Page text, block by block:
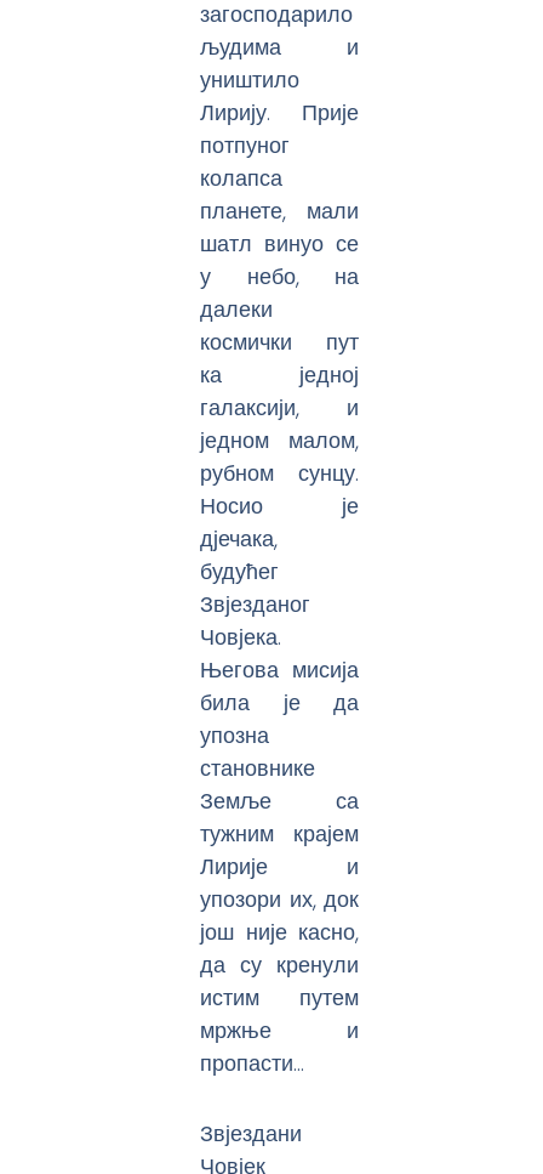
загосподарило
људима и
уништило
Лирију. Прије
потпуног
колапса
планете, мали
шатл винуо се
у небо, на
далеки
космички пут
ка једној
галаксији, и
једном малом,
рубном сунцу.
Носио је
дјечака,
будућег
Звјезданог
Човјека.
Његова мисија
била је да
упозна
становнике
Земље са
тужним крајем
Лирије и
упозори их, док
још није касно,
да су кренули
истим путем
мржње и
пропасти…
Звјездани
Човјек